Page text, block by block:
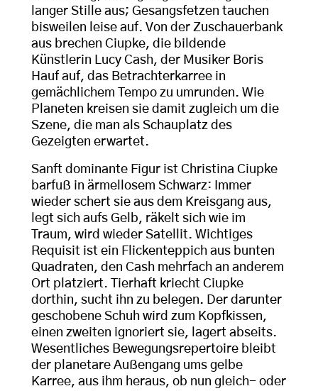
langer Stille aus; Gesangsfetzen tauchen
bisweilen leise auf. Von der Zuschauerbank
aus brechen Ciupke, die bildende
Künstlerin Lucy Cash, der Musiker Boris
Hauf auf, das Betrachterkarree in
gemächlichem Tempo zu umrunden. Wie
Planeten kreisen sie damit zugleich um die
Szene, die man als Schauplatz des
Gezeigten erwartet.
Sanft dominante Figur ist Christina Ciupke
barfuß in ärmellosem Schwarz: Immer
wieder schert sie aus dem Kreisgang aus,
legt sich aufs Gelb, räkelt sich wie im
Traum, wird wieder Satellit. Wichtiges
Requisit ist ein Flickenteppich aus bunten
Quadraten, den Cash mehrfach an anderem
Ort platziert. Tierhaft kriecht Ciupke
dorthin, sucht ihn zu belegen. Der darunter
geschobene Schuh wird zum Kopfkissen,
einen zweiten ignoriert sie, lagert abseits.
Wesentliches Bewegungsrepertoire bleibt
der planetare Außengang ums gelbe
Karree, aus ihm heraus, ob nun gleich- oder